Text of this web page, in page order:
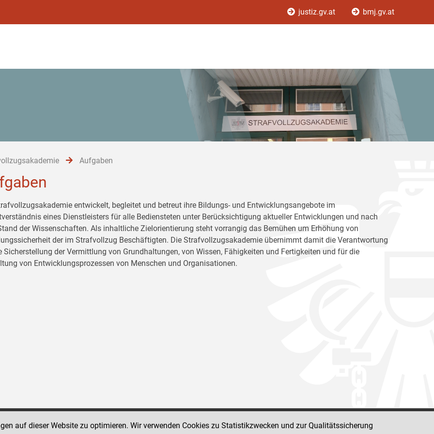
justiz.gv.at bmj.gv.at
Aufgaben
entwickelt, begleitet und betreut ihre Bildungs- und Entwicklungsangebote im
eines Dienstleisters für alle Bediensteten unter Berücksichtigung aktueller Entwicklungen und nach
der Wissenschaften. Als inhaltliche Zielorientierung steht vorrangig das Bemühen um Erhöhung von
der im Strafvollzug Beschäftigten. Die Strafvollzugsakademie übernimmt damit die Verantwortung
Sicherstellung der Vermittlung von Grundhaltungen, von Wissen, Fähigkeiten und Fertigkeiten und für die
von Entwicklungsprozessen von Menschen und Organisationen.
Social Media Kanäle
auf dieser Website zu optimieren. Wir verwenden Cookies zu Statistikzwecken und zur Qualitätssicherung